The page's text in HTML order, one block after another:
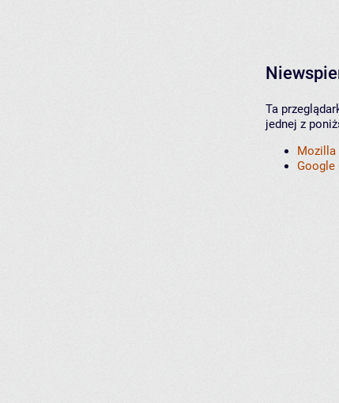
Ta
jednej z
Mozilla
Google